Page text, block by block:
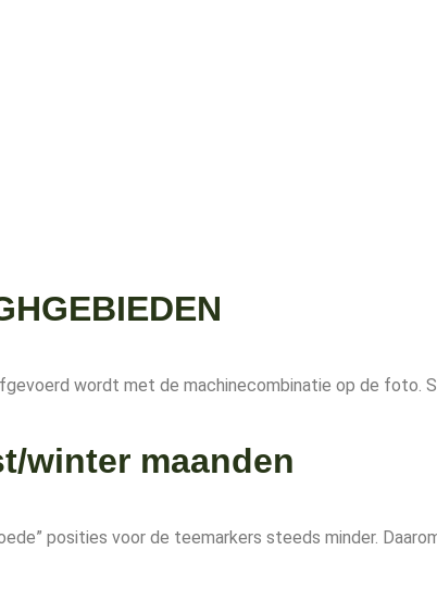
wordt met de machinecombinatie op de foto.
winter maanden
posities voor de teemarkers steeds minder.